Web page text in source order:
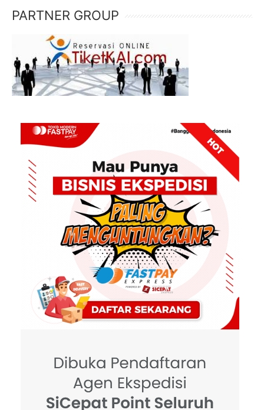
PARTNER GROUP